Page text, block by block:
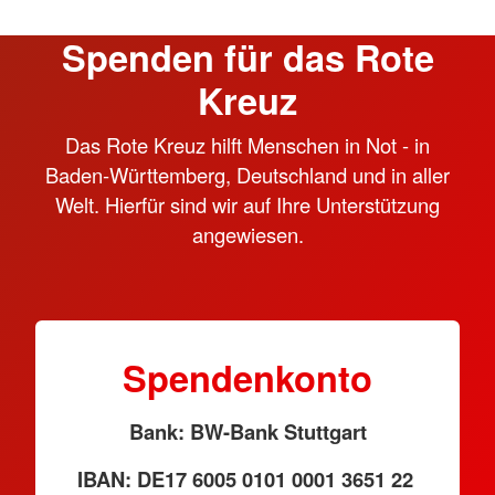
Spenden für das Rote
Kreuz
Das Rote Kreuz hilft Menschen in Not - in
Baden-Württemberg, Deutschland und in aller
Welt. Hierfür sind wir auf Ihre Unterstützung
angewiesen.
Spendenkonto
Bank: BW-Bank Stuttgart
IBAN: DE17 6005 0101 0001 3651 22